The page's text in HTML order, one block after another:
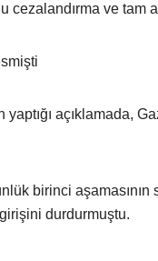
cezalandırma ve
yaptığı açıklamada,
birinci
durdurmuştu.